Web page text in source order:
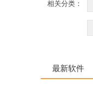
相关分类：
最新软件